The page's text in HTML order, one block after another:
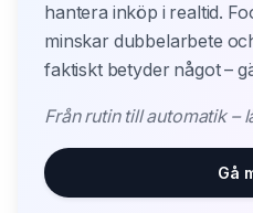
hantera inköp i realtid.
minskar dubbelarbete
faktiskt betyder något –
Från rutin till automatik –
Gå